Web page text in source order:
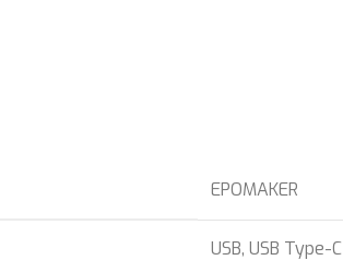
EPOMAKER
USB, USB Type-C